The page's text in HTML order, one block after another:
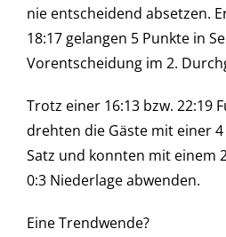
nie entscheidend absetzen.
18:17 gelangen 5 Punkte in
Vorentscheidung im 2.
Trotz einer 16:13 bzw. 22:19
drehten die Gäste mit einer
Satz und konnten mit einem
0:3 Niederlage abwenden.
Eine Trendwende?